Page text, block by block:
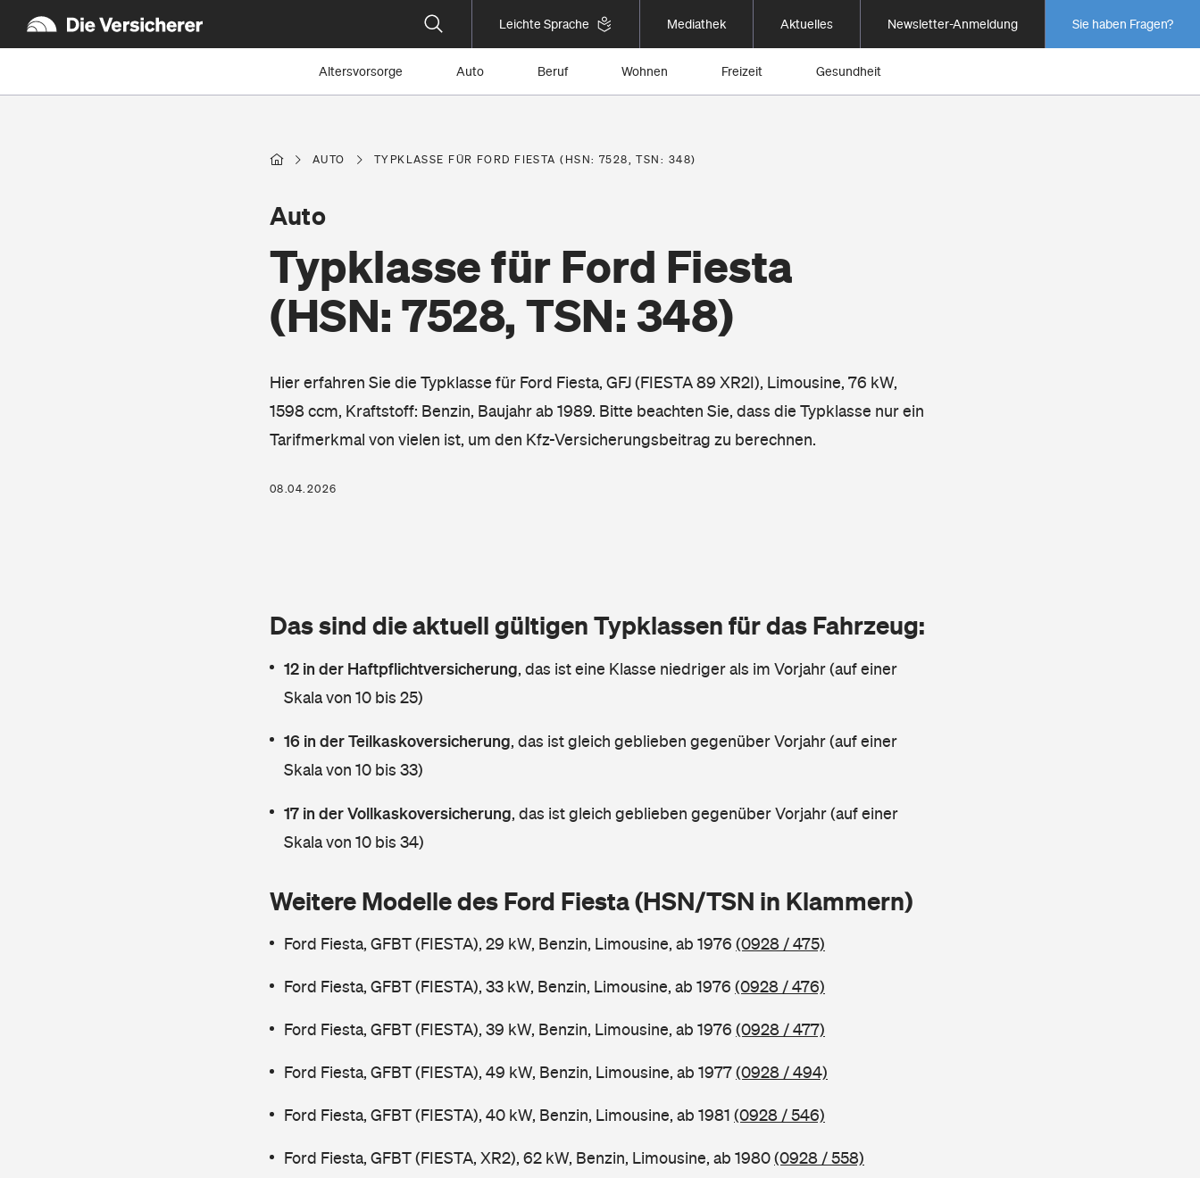
Leichte Sprache Mediathek Aktuelles Newsletter-Anmeldung Sie haben Fragen?
Altersvorsorge Auto Beruf Wohnen Freizeit Gesundheit
AUTO TYPKLASSE FÜR FORD FIESTA (HSN: 7528, TSN: 348)
Typklasse für Ford Fiesta
(HSN: 7528, TSN: 348)
Auto
Hier erfahren Sie die Typklasse für Ford Fiesta, GFJ (FIESTA 89 XR2I), Limousine, 76 kW,
1598 ccm, Kraftstoff: Benzin, Baujahr ab 1989. Bitte beachten Sie, dass die Typklasse nur ein
Tarifmerkmal von vielen ist, um den Kfz-Versicherungsbeitrag zu berechnen.
08.04.2026
Das sind die aktuell gültigen Typklassen für das Fahrzeug:
12 in der Haftpflichtversicherung, das ist eine Klasse niedriger als im Vorjahr (auf einer
Skala von 10 bis 25)
16 in der Teilkaskoversicherung, das ist gleich geblieben gegenüber Vorjahr (auf einer
Skala von 10 bis 33)
17 in der Vollkaskoversicherung, das ist gleich geblieben gegenüber Vorjahr (auf einer
Skala von 10 bis 34)
Weitere Modelle des Ford Fiesta (HSN/TSN in Klammern)
Ford Fiesta, GFBT (FIESTA), 29 kW, Benzin, Limousine, ab 1976 (0928 / 475)
Ford Fiesta, GFBT (FIESTA), 33 kW, Benzin, Limousine, ab 1976 (0928 / 476)
Ford Fiesta, GFBT (FIESTA), 39 kW, Benzin, Limousine, ab 1976 (0928 / 477)
Ford Fiesta, GFBT (FIESTA), 49 kW, Benzin, Limousine, ab 1977(0928 / 494)
Ford Fiesta, GFBT (FIESTA), 40 kW, Benzin, Limousine, ab 1981 (0928 / 546)
Ford Fiesta, GFBT (FIESTA, XR2), 62 kW, Benzin, Limousine, ab 1980(0928 / 558)